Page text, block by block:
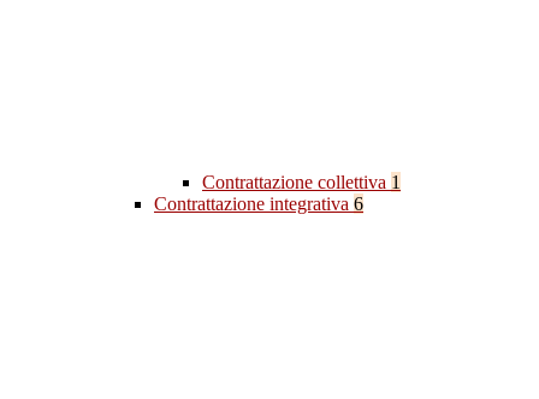
Contrattazione collettiva 1
Contrattazione integrativa 6